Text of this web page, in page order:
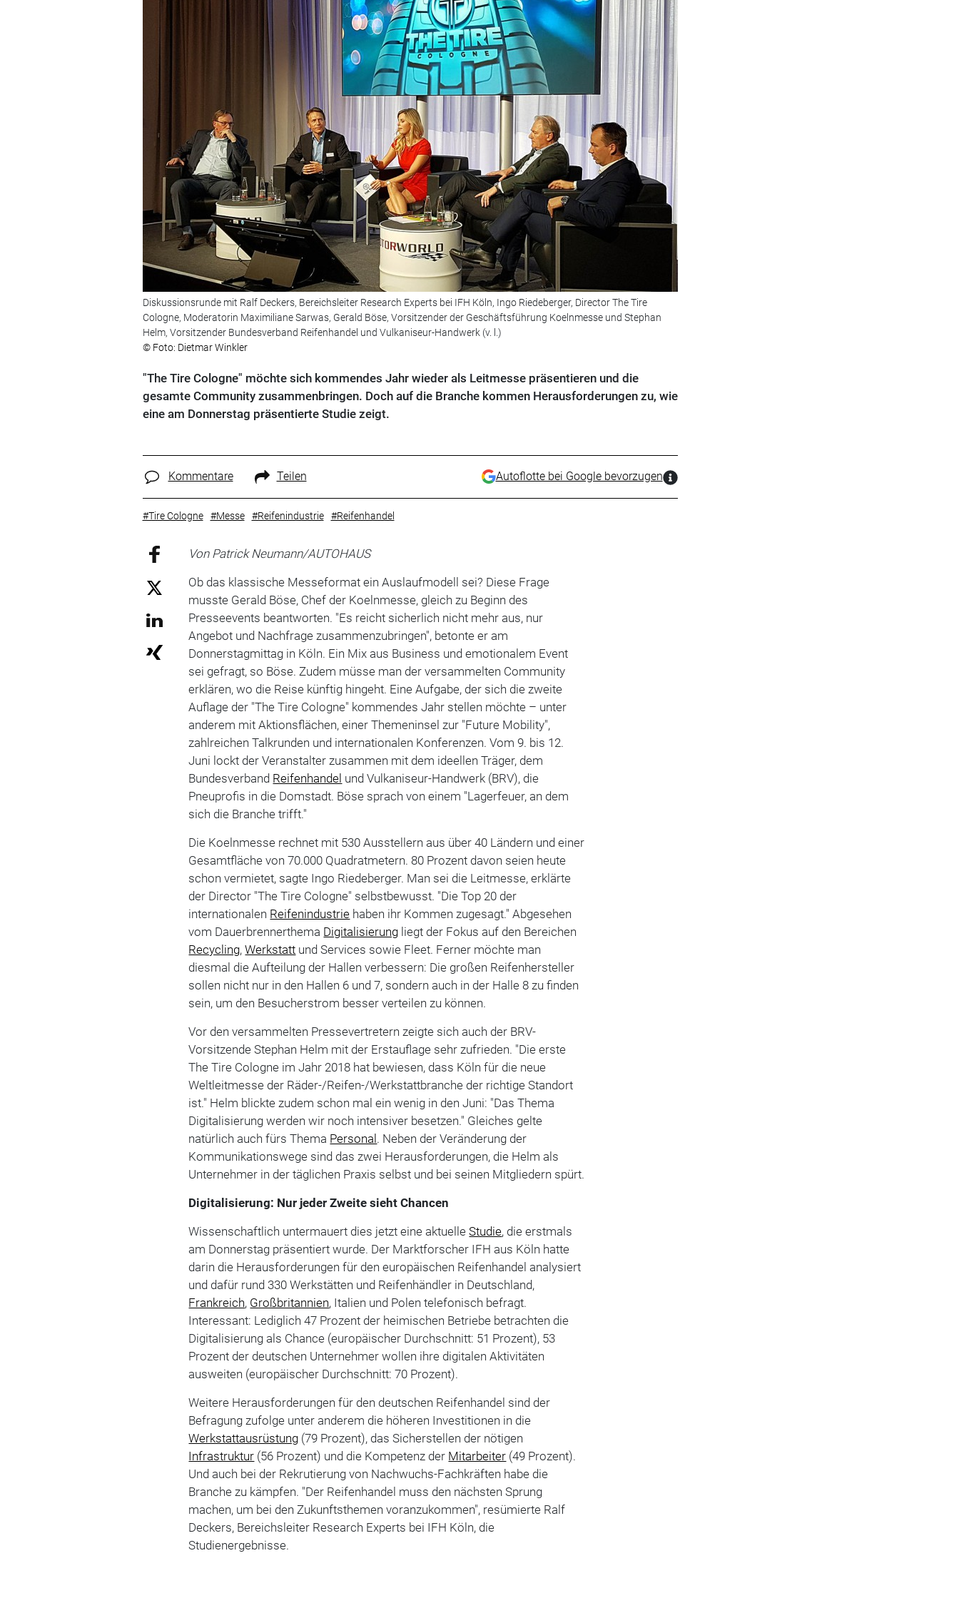
Diskussionsrunde mit Ralf Deckers, Bereichsleiter Research Experts bei IFH Köln, Ingo Riedeberger, Director The Tire
Cologne, Moderatorin Maximiliane Sarwas, Gerald Böse, Vorsitzender der Geschäftsführung Koelnmesse und Stephan
Helm, Vorsitzender Bundesverband Reifenhandel und Vulkaniseur-Handwerk (v. l.)
© Foto: Dietmar Winkler
"The Tire Cologne" möchte sich kommendes Jahr wieder als Leitmesse präsentieren und die
gesamte Community zusammenbringen. Doch auf die Branche kommen Herausforderungen zu, wie
eine am Donnerstag präsentierte Studie zeigt.
Kommentare Teilen Autoflotte bei Google bevorzugen
#Tire Cologne #Messe #Reifenindustrie #Reifenhandel
Von Patrick Neumann/AUTOHAUS
Ob das klassische Messeformat ein Auslaufmodell sei? Diese Frage
musste Gerald Böse, Chef der Koelnmesse, gleich zu Beginn des
Presseevents beantworten. "Es reicht sicherlich nicht mehr aus, nur
Angebot und Nachfrage zusammenzubringen", betonte er am
Donnerstagmittag in Köln. Ein Mix aus Business und emotionalem Event
sei gefragt, so Böse. Zudem müsse man der versammelten Community
erklären, wo die Reise künftig hingeht. Eine Aufgabe, der sich die zweite
Auflage der "The Tire Cologne" kommendes Jahr stellen möchte – unter
anderem mit Aktionsflächen, einer Themeninsel zur "Future Mobility",
zahlreichen Talkrunden und internationalen Konferenzen. Vom 9. bis 12.
Juni lockt der Veranstalter zusammen mit dem ideellen Träger, dem
Bundesverband Reifenhandel und Vulkaniseur-Handwerk (BRV), die
Pneuprofis in die Domstadt. Böse sprach von einem "Lagerfeuer, an dem
sich die Branche trifft."
Die Koelnmesse rechnet mit 530 Ausstellern aus über 40 Ländern und einer
Gesamtfläche von 70.000 Quadratmetern. 80 Prozent davon seien heute
schon vermietet, sagte Ingo Riedeberger. Man sei die Leitmesse, erklärte
der Director "The Tire Cologne" selbstbewusst. "Die Top 20 der
internationalen Reifenindustrie haben ihr Kommen zugesagt." Abgesehen
vom Dauerbrennerthema Digitalisierung liegt der Fokus auf den Bereichen
Recycling,Werkstatt und Services sowie Fleet. Ferner möchte man
diesmal die Aufteilung der Hallen verbessern: Die großen Reifenhersteller
sollen nicht nur in den Hallen 6 und 7, sondern auch in der Halle 8 zu finden
sein, um den Besucherstrom besser verteilen zu können.
Vor den versammelten Pressevertretern zeigte sich auch der BRV-
Vorsitzende Stephan Helm mit der Erstauflage sehr zufrieden. "Die erste
The Tire Cologne im Jahr 2018 hat bewiesen, dass Köln für die neue
Weltleitmesse der Räder-/Reifen-/Werkstattbranche der richtige Standort
ist." Helm blickte zudem schon mal ein wenig in den Juni: "Das Thema
Digitalisierung werden wir noch intensiver besetzen." Gleiches gelte
natürlich auch fürs Thema Personal. Neben der Veränderung der
Kommunikationswege sind das zwei Herausforderungen, die Helm als
Unternehmer in der täglichen Praxis selbst und bei seinen Mitgliedern spürt.
Digitalisierung: Nur jeder Zweite sieht Chancen
Wissenschaftlich untermauert dies jetzt eine aktuelleStudie, die erstmals
am Donnerstag präsentiert wurde. Der Marktforscher IFH aus Köln hatte
darin die Herausforderungen für den europäischen Reifenhandel analysiert
und dafür rund 330 Werkstätten und Reifenhändler in Deutschland,
Frankreich, Großbritannien, Italien und Polen telefonisch befragt.
Interessant: Lediglich 47 Prozent der heimischen Betriebe betrachten die
Digitalisierung als Chance (europäischer Durchschnitt: 51 Prozent), 53
Prozent der deutschen Unternehmer wollen ihre digitalen Aktivitäten
ausweiten (europäischer Durchschnitt: 70 Prozent).
Weitere Herausforderungen für den deutschen Reifenhandel sind der
Befragung zufolge unter anderem die höheren Investitionen in die
Werkstattausrüstung (79 Prozent), das Sicherstellen der nötigen
Infrastruktur (56 Prozent) und die Kompetenz der Mitarbeiter (49 Prozent).
Und auch bei der Rekrutierung von Nachwuchs-Fachkräften habe die
Branche zu kämpfen. "Der Reifenhandel muss den nächsten Sprung
machen, um bei den Zukunftsthemen voranzukommen", resümierte Ralf
Deckers, Bereichsleiter Research Experts bei IFH Köln, die
Studienergebnisse.